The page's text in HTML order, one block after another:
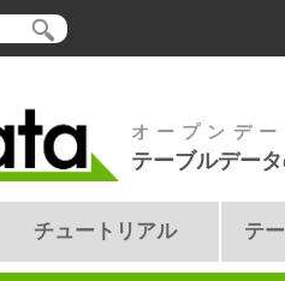
オープンデ
テーブルデー
チュートリアル テ